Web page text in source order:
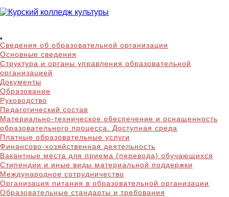
to
Курский колледж
культуры
Сведения об образовательной организации
Основные сведения
Структура и органы управления образовательной
организацией
Документы
Образование
Руководство
Педагогический состав
Материально-техническое обеспечение и оснащенность
образовательного процесса. Доступная среда
Платные образовательные услуги
Финансово-хозяйственная деятельность
Вакантные места для приема (перевода) обучающихся
Стипендии и иные виды материальной поддержки
Международное сотрудничество
Организация питания в образовательной организации
Образовательные стандарты и требования